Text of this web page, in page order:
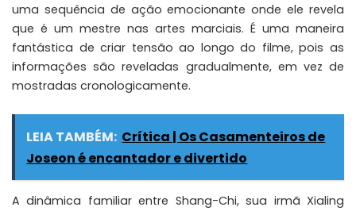
uma sequência de ação emocionante onde ele revela
que é um mestre nas artes marciais. É uma maneira
fantástica de criar tensão ao longo do filme, pois as
informações são reveladas gradualmente, em vez de
mostradas cronologicamente.
LEIA TAMBÉM: Crítica | Os Casamenteiros de
Joseon é encantador e divertido
A dinâmica familiar entre Shang-Chi, sua irmã Xialing